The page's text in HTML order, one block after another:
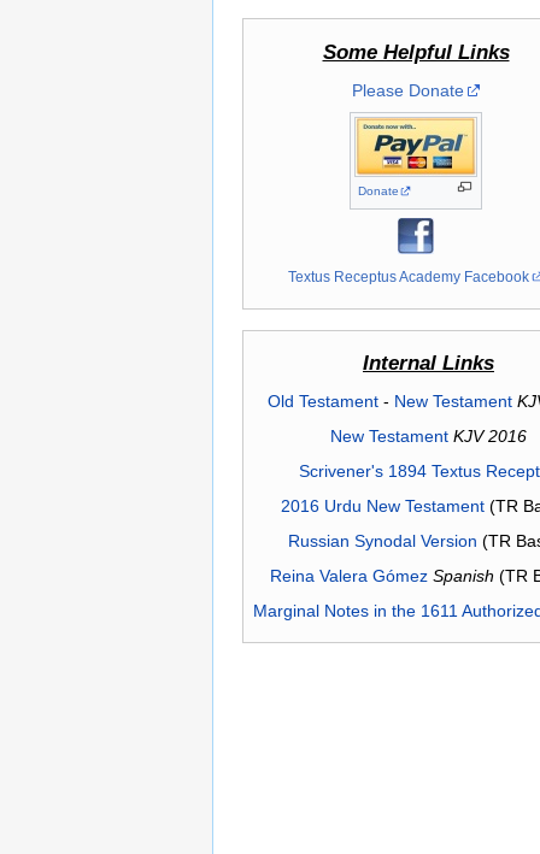
Some Helpful Links
Please Donate
Donate
Textus Receptus Academy Facebook
Internal Links
Old Testament- New Testament
New Testament KJV 2016
Scrivener's 1894 Textus
2016 Urdu New Testament(TR
Russian Synodal Version (TR
Reina Valera Gómez Spanish (TR
Marginal Notes in the 1611